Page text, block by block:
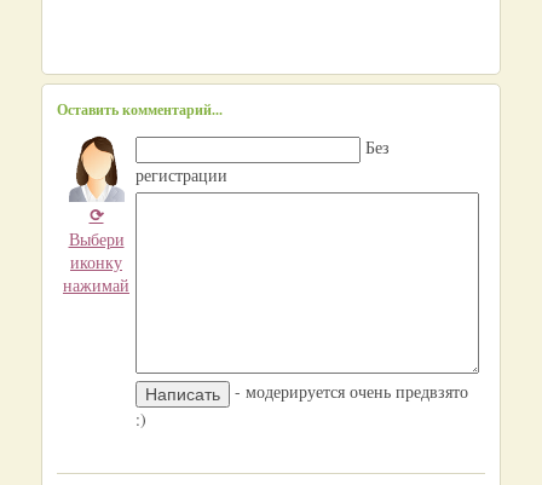
Оставить комментарий...
⟳
Выбери
иконку
нажимай
Без
регистрации
- модерируется очень предвзято
:)